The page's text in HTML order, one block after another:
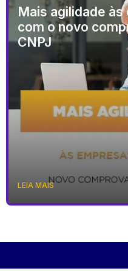
Mais agilidade às
com o novo
CNPJ
LEIA MAIS